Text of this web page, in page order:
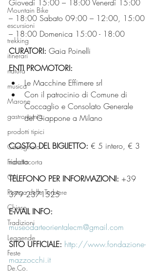
Mountain Bike
escursioni
trekking
itinerari
natura
musica
Marone
gastronomia
prodotti tipici
Castegnato
Franciacorta
CAI
Riserva delle Torbiere
Chiese
Tradizioni
Leggende
Feste
De.Co.
Giovedì 15:00 – 18:00 Venerdì 15:00
– 18:00 Sabato 09:00 – 12:00, 15:00
– 18:00 Domenica 15:00 - 18:00
CURATORI: Gaia Poinelli
ENTI PROMOTORI:
Le Macchine Effimere srl
Con il patrocinio di Comune di
Coccaglio e Consolato Generale
del Giappone a Milano
COSTO DEL BIGLIETTO: € 5 intero, € 3
ridotto
TELEFONO PER INFORMAZIONI: +39
379 2371525
E-MAIL INFO:
museodarteorientalecm@gmail.com
SITO UFFICIALE: http://www.fondazione-
mazzocchi.it